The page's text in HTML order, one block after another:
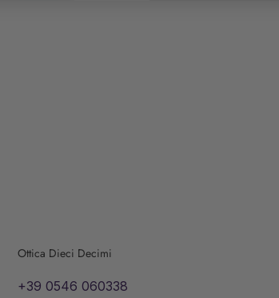
Ottica Dieci Decimi
+39 0546 060338